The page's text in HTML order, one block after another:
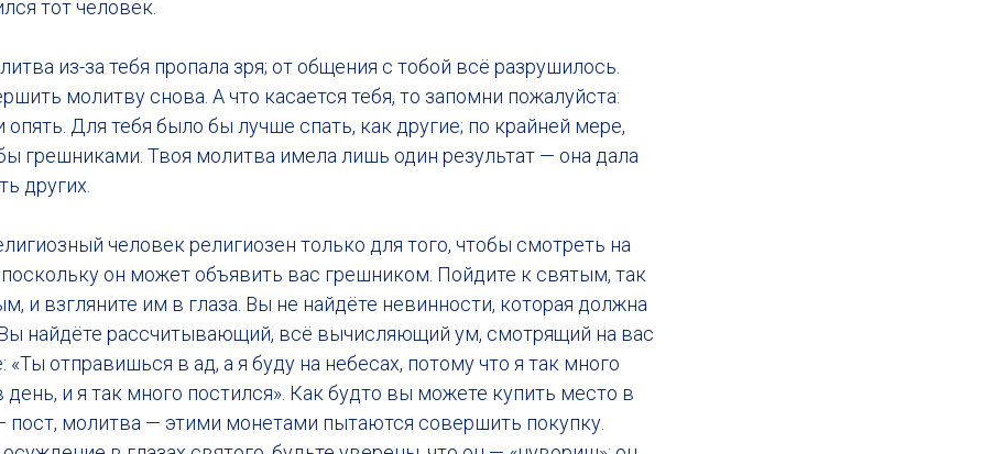
тот человек.
из-за тебя пропала зря; от общения с тобой всё разрушилось.
молитву снова. А что касается тебя, то запомни пожалуйста:
опять. Для тебя было бы лучше спать, как другие; по крайней мере,
грешниками. Твоя молитва имела лишь один результат — она дала
других.
человек религиозен только для того, чтобы смотреть на
он может объявить вас грешником. Пойдите к святым, так
и взгляните им в глаза. Вы не найдёте невинности, которая должна
найдёте рассчитывающий, всё вычисляющий ум, смотрящий на вас
отправишься в ад, а я буду на небесах, потому что я так много
день, и я так много постился». Как будто вы можете купить место в
молитва — этими монетами пытаются совершить покупку.